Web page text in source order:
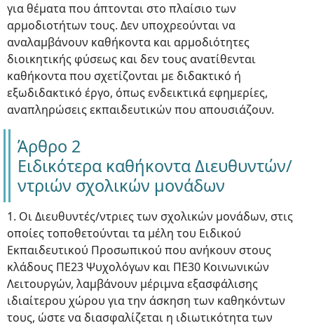
για θέματα που άπτονται στο πλαίσιο των
αρμοδιοτήτων τους. Δεν υποχρεούνται να
αναλαμβάνουν καθήκοντα και αρμοδιότητες
διοικητικής φύσεως και δεν τους ανατίθενται
καθήκοντα που σχετίζονται με διδακτικό ή
εξωδιδακτικό έργο, όπως ενδεικτικά εφημερίες,
αναπληρώσεις εκπαιδευτικών που απουσιάζουν.
Άρθρο 2
Ειδικότερα καθήκοντα Διευθυντών/
ντριών σχολικών μονάδων
1. Οι Διευθυντές/ντριες των σχολικών μονάδων, στις
οποίες τοποθετούνται τα μέλη του Ειδικού
Εκπαιδευτικού Προσωπικού που ανήκουν στους
κλάδους ΠΕ23 Ψυχολόγων και ΠΕ30 Κοινωνικών
Λειτουργών, λαμβάνουν μέριμνα εξασφάλισης
ιδιαίτερου χώρου για την άσκηση των καθηκόντων
τους, ώστε να διασφαλίζεται η ιδιωτικότητα των